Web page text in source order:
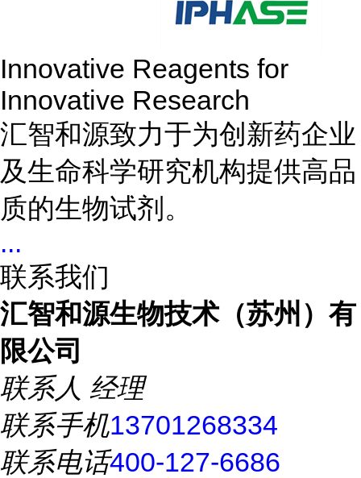
Innovative Reagents for
Innovative Research
汇智和源致力于为创新药企业
及生命科学研究机构提供高品
质的生物试剂。
...
联系我们
汇智和源生物技术（苏州）有
限公司
联系人 经理
联系手机13701268334
联系电话400-127-6686